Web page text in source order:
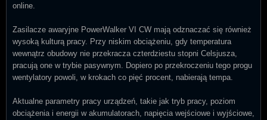
online.
Zasilacze awaryjne PowerWalker VI CW mają odznaczać się również
wysoką kulturą pracy. Przy niskim obciążeniu, gdy temperatura
wewnątrz obudowy nie przekracza czterdziestu stopni Celsjusza,
pracują one w trybie pasywnym. Dopiero po przekroczeniu tego progu
wentylatory powoli, w krokach co pięć procent, nabierają tempa.
Aktualne parametry pracy urządzeń, takie jak tryb pracy, poziom
obciążenia i energii w akumulatorach, napięcia wejściowe i wyjściowe,